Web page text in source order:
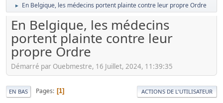
► En Belgique, les médecins portent plainte contre leur propre Ordre
En Belgique, les médecins
portent plainte contre leur
propre Ordre
Démarré par Ouebmestre, 16 Juillet, 2024, 11:39:35
EN BAS Pages 1 ACTIONS DE L'UTILISATEUR